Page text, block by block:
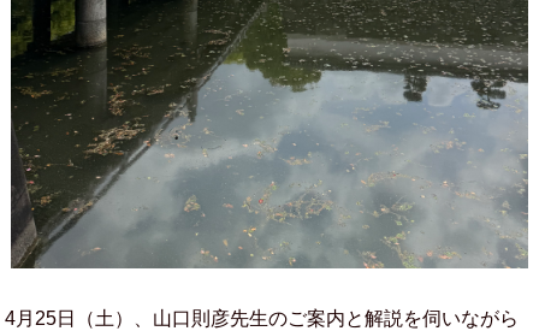
4月25日（土）、山口則彦先生のご案内と解説を伺いながら